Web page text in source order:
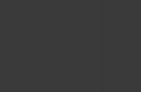
هجوم مسجد سان دييغو المروع